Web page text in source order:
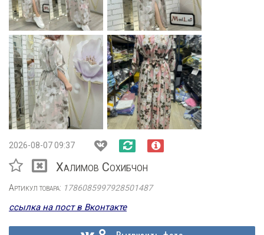
2026-08-07 09:37
Халимов Сохибчон
Артикул товара: 1786085997928501487
ссылка на пост в Вконтакте